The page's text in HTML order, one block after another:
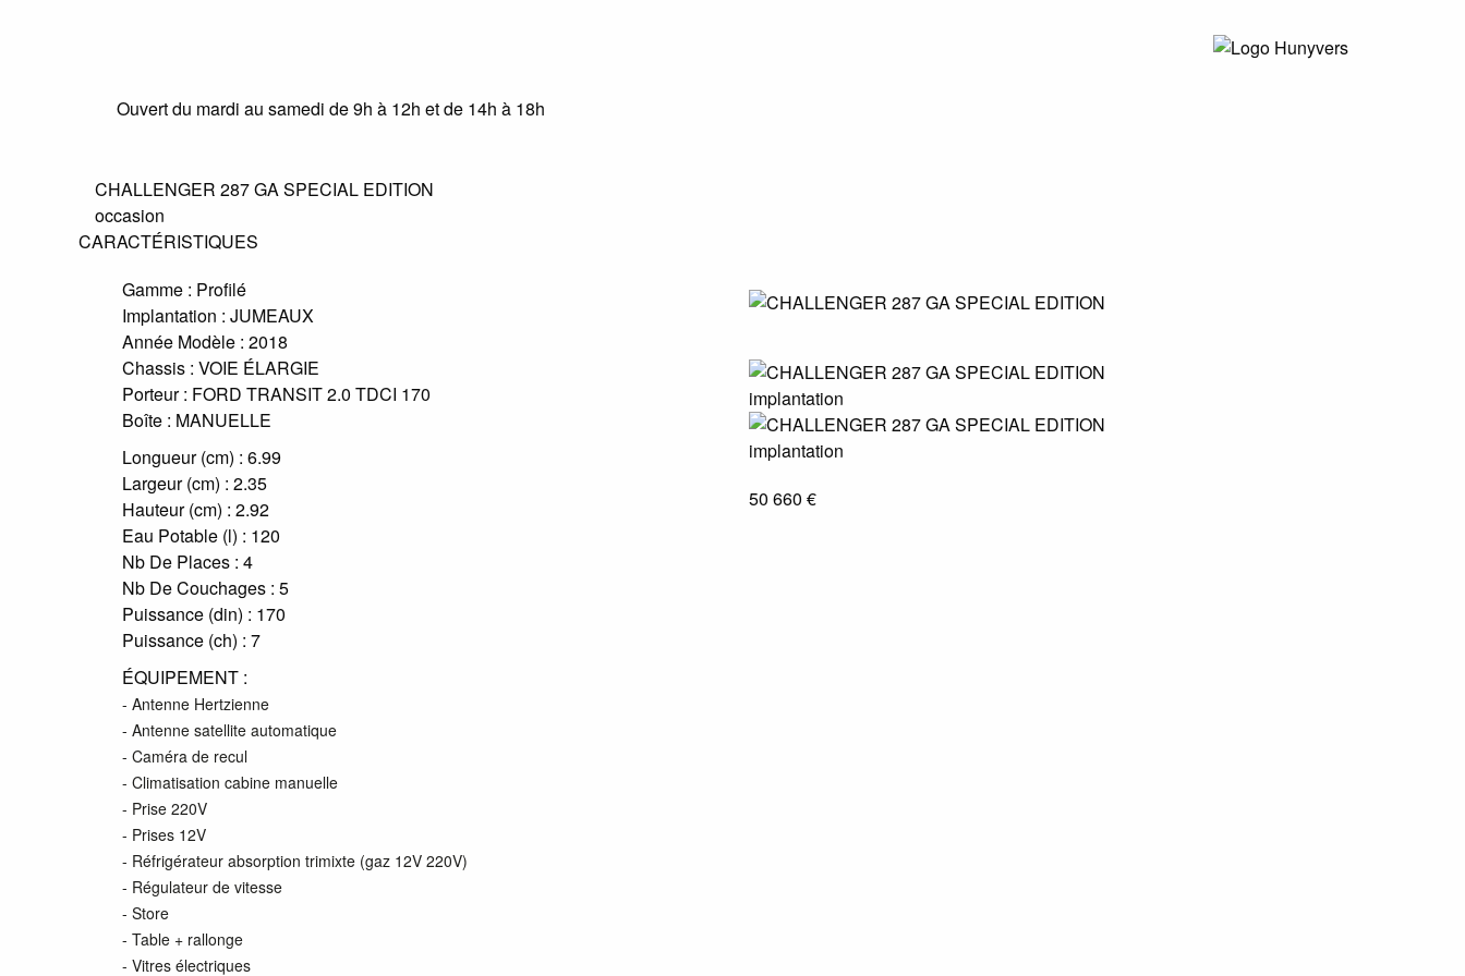
Ouvert du mardi au samedi de 9h à 12h et de 14h à 18h
CHALLENGER 287 GA SPECIAL EDITION
occasion
CARACTÉRISTIQUES
Gamme : Profilé
Implantation : JUMEAUX
Année Modèle : 2018
Chassis : VOIE ÉLARGIE
Porteur : FORD TRANSIT 2.0 TDCI 170
Boîte : MANUELLE
Longueur (cm) : 6.99
Largeur (cm) : 2.35
Hauteur (cm) : 2.92
Eau Potable (l) : 120
Nb De Places : 4
Nb De Couchages : 5
Puissance (din) : 170
Puissance (ch) : 7
ÉQUIPEMENT :
- Antenne Hertzienne
- Antenne satellite automatique
- Caméra de recul
- Climatisation cabine manuelle
- Prise 220V
- Prises 12V
- Réfrigérateur absorption trimixte (gaz 12V 220V)
- Régulateur de vitesse
- Store
- Table + rallonge
- Vitres électriques
50 660 €